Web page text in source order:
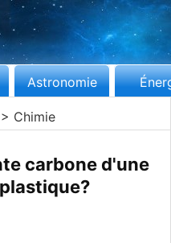
Astronomie
Chimie
carbone d'une